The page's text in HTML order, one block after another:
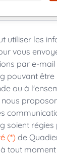
utiliser les
vous
par e-
pouvant être
ou à
soient régies
(*) de
tout